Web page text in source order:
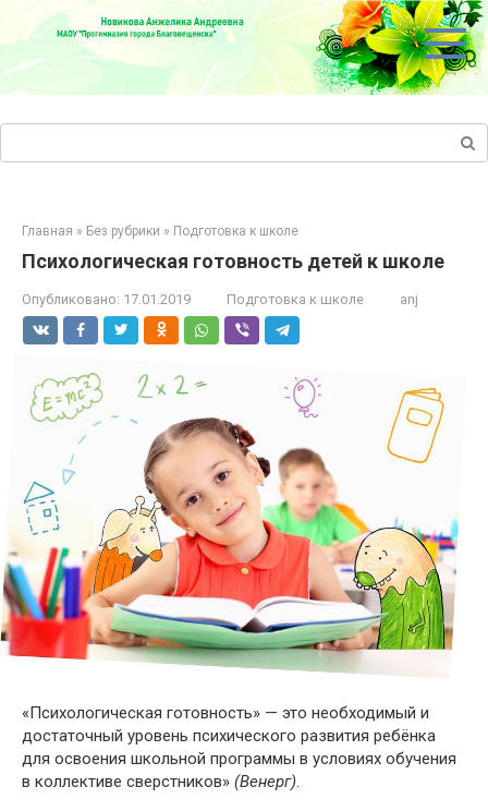
Перейти
контенту
Главная » Без рубрики » Подготовка к школе
Психологическая готовность детей к школе
Опубликовано: 17.01.2019 Подготовка к школе anj
«Психологическая готовность» — это необходимый и
достаточный уровень психического развития ребёнка
для освоения школьной программы в условиях обучения
в коллективе сверстников» (Венерг).